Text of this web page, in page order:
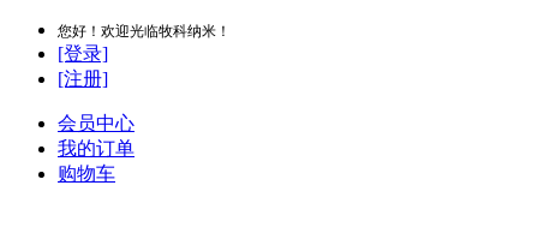
您好！欢迎光临牧科纳米！
[登录]
[注册]
会员中心
我的订单
购物车